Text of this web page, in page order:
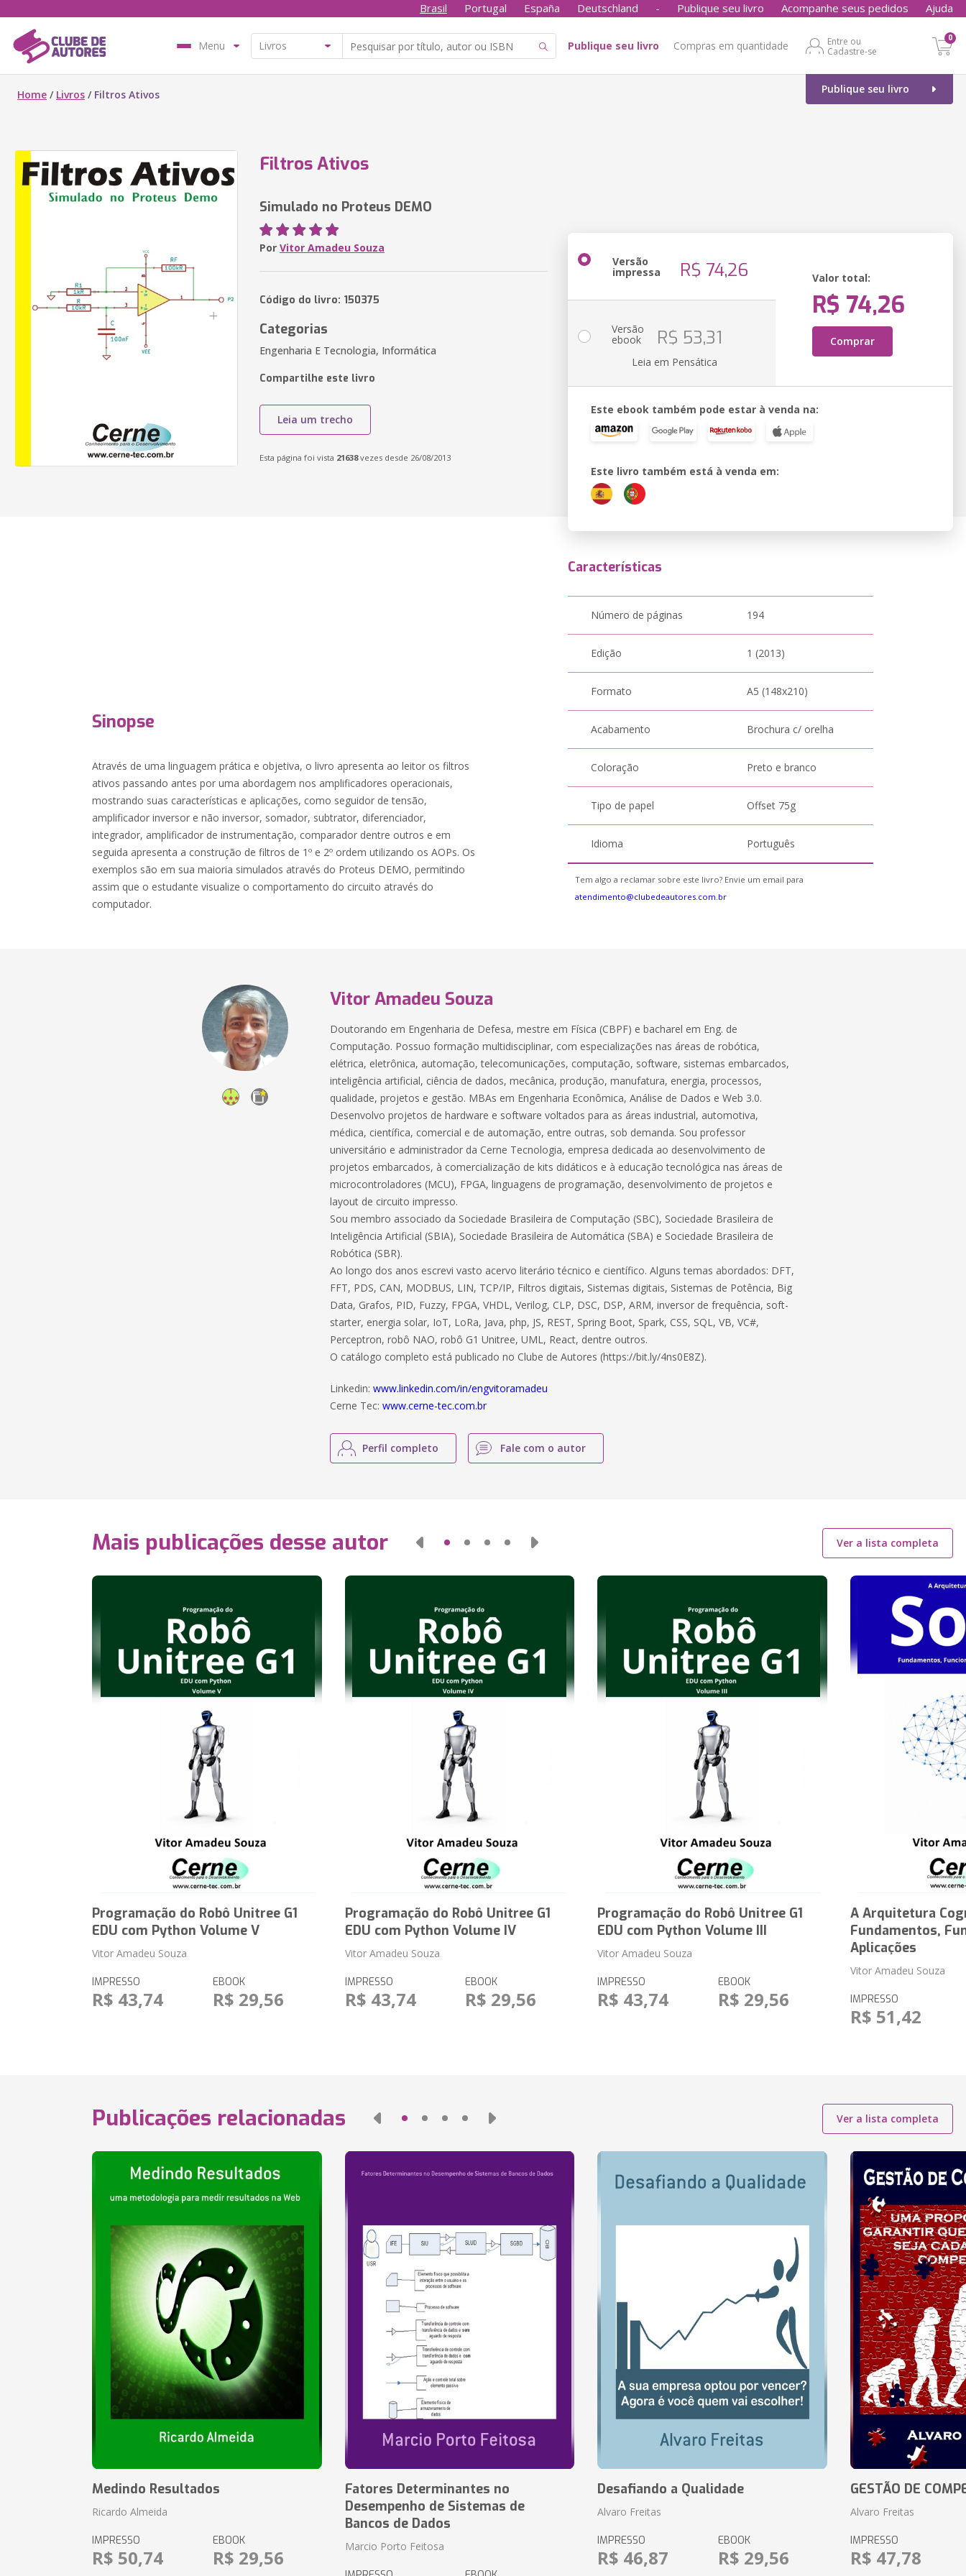
Brasil Portugal España Deutschland - Publique seu livro Acompanhe seus pedidos Ajuda
Menu Publique seu livro Compras em quantidade
Entre ou
Cadastre-se
0
Publique seu livro
Home / Livros / Filtros Ativos
Filtros Ativos
Simulado no Proteus DEMO
Por Vitor Amadeu Souza
Código do livro: 150375
Categorias
Engenharia E Tecnologia, Informática
Compartilhe este livro
Leia um trecho
Esta página foi vista 21638vezes desde 26/08/2013
Versão
impressa R$ 74,26 Valor total:
R$ 74,26
Comprar
Versão
ebook R$ 53,31
Leia em Pensática
Este ebook também pode estar à venda na:
Este livro também está à venda em:
Sinopse
Através de uma linguagem prática e objetiva, o livro apresenta ao leitor os filtros
ativos passando antes por uma abordagem nos amplificadores operacionais,
mostrando suas características e aplicações, como seguidor de tensão,
amplificador inversor e não inversor, somador, subtrator, diferenciador,
integrador, amplificador de instrumentação, comparador dentre outros e em
seguida apresenta a construção de filtros de 1º e 2º ordem utilizando os AOPs. Os
exemplos são em sua maioria simulados através do Proteus DEMO, permitindo
assim que o estudante visualize o comportamento do circuito através do
computador.
Características
Número de páginas 194
Edição 1 (2013)
Formato A5 (148x210)
Acabamento Brochura c/ orelha
Coloração Preto e branco
Tipo de papel Offset 75g
Idioma Português
Tem algo a reclamar sobre este livro? Envie um email para
atendimento@clubedeautores.com.br
Vitor Amadeu Souza
Doutorando em Engenharia de Defesa, mestre em Física (CBPF) e bacharel em Eng. de
Computação. Possuo formação multidisciplinar, com especializações nas áreas de robótica,
elétrica, eletrônica, automação, telecomunicações, computação, software, sistemas embarcados,
inteligência artificial, ciência de dados, mecânica, produção, manufatura, energia, processos,
qualidade, projetos e gestão. MBAs em Engenharia Econômica, Análise de Dados e Web 3.0.
Desenvolvo projetos de hardware e software voltados para as áreas industrial, automotiva,
médica, científica, comercial e de automação, entre outras, sob demanda. Sou professor
universitário e administrador da Cerne Tecnologia, empresa dedicada ao desenvolvimento de
projetos embarcados, à comercialização de kits didáticos e à educação tecnológica nas áreas de
microcontroladores (MCU), FPGA, linguagens de programação, desenvolvimento de projetos e
layout de circuito impresso.
Sou membro associado da Sociedade Brasileira de Computação (SBC), Sociedade Brasileira de
Inteligência Artificial (SBIA), Sociedade Brasileira de Automática (SBA) e Sociedade Brasileira de
Robótica (SBR).
Ao longo dos anos escrevi vasto acervo literário técnico e científico. Alguns temas abordados: DFT,
FFT, PDS, CAN, MODBUS, LIN, TCP/IP, Filtros digitais, Sistemas digitais, Sistemas de Potência, Big
Data, Grafos, PID, Fuzzy, FPGA, VHDL, Verilog, CLP, DSC, DSP, ARM, inversor de frequência, soft-
starter, energia solar, IoT, LoRa, Java, php, JS, REST, Spring Boot, Spark, CSS, SQL, VB, VC#,
Perceptron, robô NAO, robô G1 Unitree, UML, React, dentre outros.
O catálogo completo está publicado no Clube de Autores (https://bit.ly/4ns0E8Z).
Linkedin:www.linkedin.com/in/engvitoramadeu
Cerne Tec:www.cerne-tec.com.br
Perfil completo Fale com o autor
Mais publicações desse autor Ver a lista completa
Programação do Robô Unitree G1
EDU com Python Volume V
Vitor Amadeu Souza
IMPRESSO
R$ 43,74
EBOOK
R$ 29,56
Programação do Robô Unitree G1
EDU com Python Volume IV
Vitor Amadeu Souza
IMPRESSO
R$ 43,74
EBOOK
R$ 29,56
Programação do Robô Unitree G1
EDU com Python Volume III
Vitor Amadeu Souza
IMPRESSO
R$ 43,74
EBOOK
R$ 29,56
A Arquitetura
Fundamentos,
Aplicações
Vitor Amadeu Souza
IMPRESSO
R$ 51,42
Publicações relacionadas Ver a lista completa
Medindo Resultados
Ricardo Almeida
IMPRESSO
R$ 50,74
EBOOK
R$ 29,56
Fatores Determinantes no
Desempenho de Sistemas de
Bancos de Dados
Marcio Porto Feitosa
Desafiando a Qualidade
Alvaro Freitas
IMPRESSO
R$ 46,87
EBOOK
R$ 29,56
GESTÃO DE
Alvaro Freitas
IMPRESSO
R$ 47,78